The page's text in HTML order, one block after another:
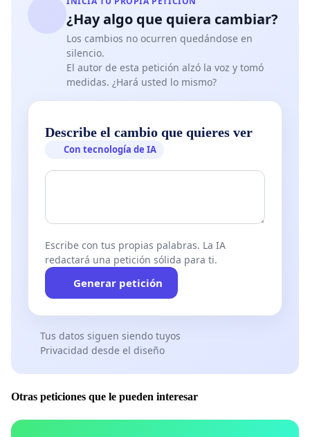
¿Hay algo que quiera cambiar?
Los cambios no ocurren quedándose en
silencio.
El autor de esta petición alzó la voz y tomó
medidas. ¿Hará usted lo mismo?
Describe el cambio que quieres ver
Con tecnología de IA
Escribe con tus propias palabras. La IA
redactará una petición sólida para ti.
Generar petición
Tus datos siguen siendo tuyos
Privacidad desde el diseño
Otras peticiones que le pueden interesar